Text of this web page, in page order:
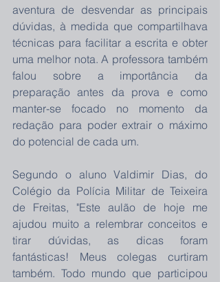
aventura de desvendar as principais
dúvidas, à medida que compartilhava
técnicas para facilitar a escrita e obter
uma melhor nota. A professora também
falou sobre a importância da
preparação antes da prova e como
manter-se focado no momento da
redação para poder extrair o máximo
do potencial de cada um.
Segundo o aluno Valdimir Dias, do
Colégio da Polícia Militar de Teixeira
de Freitas, "Este aulão de hoje me
ajudou muito a relembrar conceitos e
tirar dúvidas, as dicas foram
fantásticas! Meus colegas curtiram
também. Todo mundo que participou